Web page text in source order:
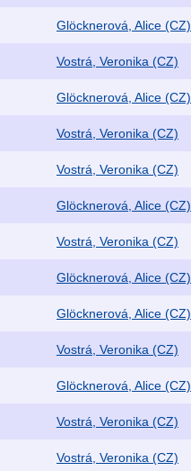
Glöcknerová, Alice (CZ)
Vostrá, Veronika (CZ)
Glöcknerová, Alice (CZ)
Vostrá, Veronika (CZ)
Vostrá, Veronika (CZ)
Glöcknerová, Alice (CZ)
Vostrá, Veronika (CZ)
Glöcknerová, Alice (CZ)
Glöcknerová, Alice (CZ)
Vostrá, Veronika (CZ)
Glöcknerová, Alice (CZ)
Vostrá, Veronika (CZ)
Vostrá, Veronika (CZ)